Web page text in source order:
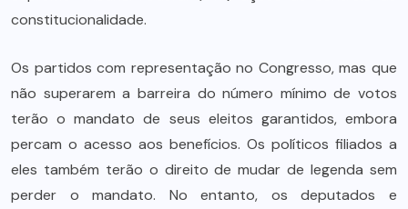
constitucionalidade.
Os partidos com representação no Congresso, mas que
não superarem a barreira do número mínimo de votos
terão o mandato de seus eleitos garantidos, embora
percam o acesso aos benefícios. Os políticos filiados a
eles também terão o direito de mudar de legenda sem
perder o mandato. No entanto, os deputados e